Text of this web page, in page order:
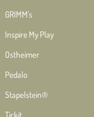
GRIMM's
Inspire My Play
Ostheimer
Pedalo
Stapelstein®
Tickit